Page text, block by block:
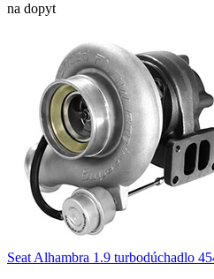
na dopyt
Seat Alhambra 1.9 turbodúchadlo